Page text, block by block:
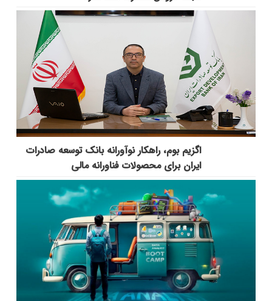
اگزیم بوم، راهکار نوآورانه بانک توسعه صادرات
ایران برای محصولات فناورانه مالی